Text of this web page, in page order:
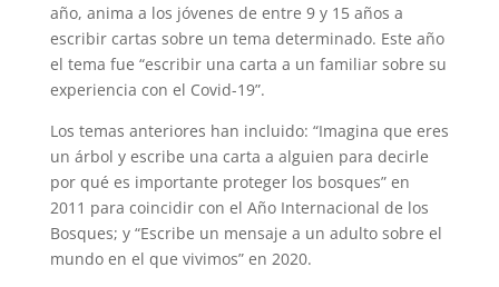
año, anima a los jóvenes de entre 9 y 15 años a
escribir cartas sobre un tema determinado. Este año
el tema fue “escribir una carta a un familiar sobre su
experiencia con el Covid-19”.
Los temas anteriores han incluido: “Imagina que eres
un árbol y escribe una carta a alguien para decirle
por qué es importante proteger los bosques” en
2011 para coincidir con el Año Internacional de los
Bosques; y “Escribe un mensaje a un adulto sobre el
mundo en el que vivimos” en 2020.